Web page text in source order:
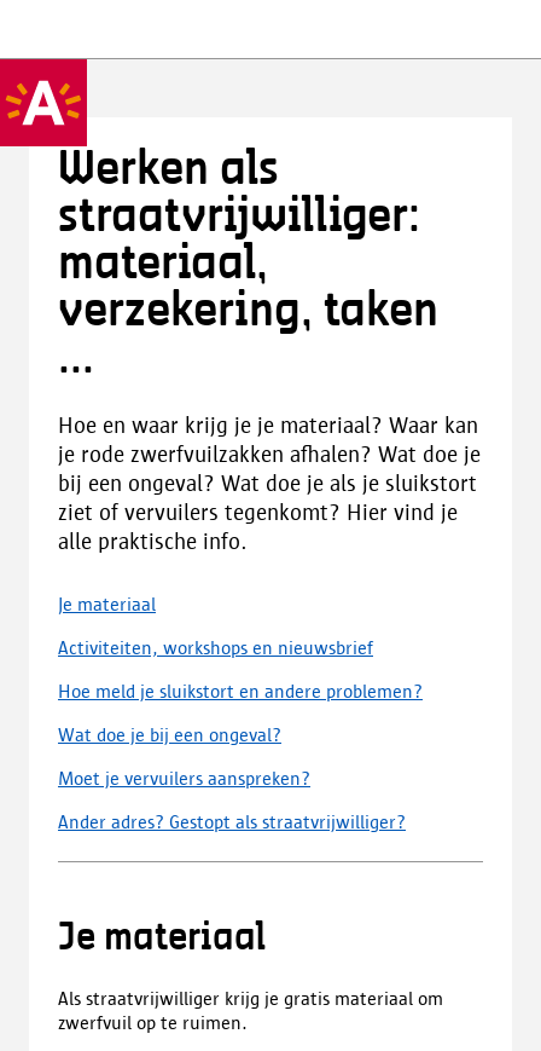
Werken als
straatvrijwilliger:
materiaal,
verzekering, taken
...
Hoe en waar krijg je je materiaal? Waar kan
je rode zwerfvuilzakken afhalen? Wat doe je
bij een ongeval? Wat doe je als je sluikstort
ziet of vervuilers tegenkomt? Hier vind je
alle praktische info.
Je materiaal
Activiteiten, workshops en nieuwsbrief
Hoe meld je sluikstort en andere problemen?
Wat doe je bij een ongeval?
Moet je vervuilers aanspreken?
Ander adres? Gestopt als straatvrijwilliger?
Je materiaal
Als straatvrijwilliger krijg je gratis materiaal om
zwerfvuil op te ruimen.